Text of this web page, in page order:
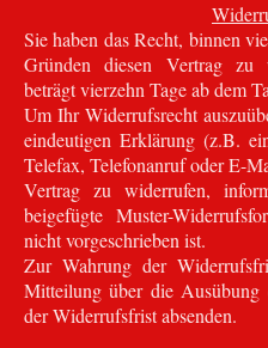
Sie haben das Recht, binnen
Gründen diesen Vertrag zu
beträgt vierzehn Tage ab dem
Um Ihr Widerrufsrecht
eindeutigen Erklärung (z.B.
Telefax, Telefonanruf oder E-
Vertrag zu widerrufen,
beigefügte Muster-
nicht vorgeschrieben ist.
Zur Wahrung der
Mitteilung über die
der Widerrufsfrist absenden.